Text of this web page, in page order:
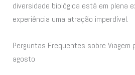
diversidade biológica está em plena
experiência uma atração imperdível.
Perguntas Frequentes sobre Viagem
agosto